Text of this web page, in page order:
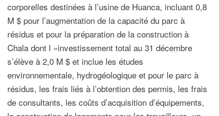
corporelles destinées à l’usine de Huanca, incluant 0,8
M $ pour l’augmentation de la capacité du parc à
résidus et pour la préparation de la construction à
Chala dont l »investissement total au 31 décembre
s’élève à 2,0 M $ et inclue les études
environnementale, hydrogéologique et pour le parc à
résidus, les frais liés à l’obtention des permis, les frais
de consultants, les coûts d’acquisition d’équipements,